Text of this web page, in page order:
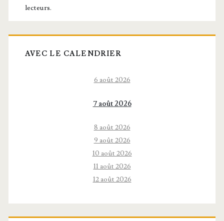
lecteurs.
AVEC LE CALENDRIER
6 août 2026
7 août 2026
8 août 2026
9 août 2026
10 août 2026
11 août 2026
12 août 2026